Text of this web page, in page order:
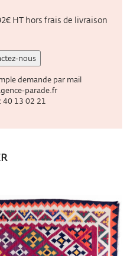
HT hors frais de livraison
nous
demande par mail
parade.fr
40 13 02 21